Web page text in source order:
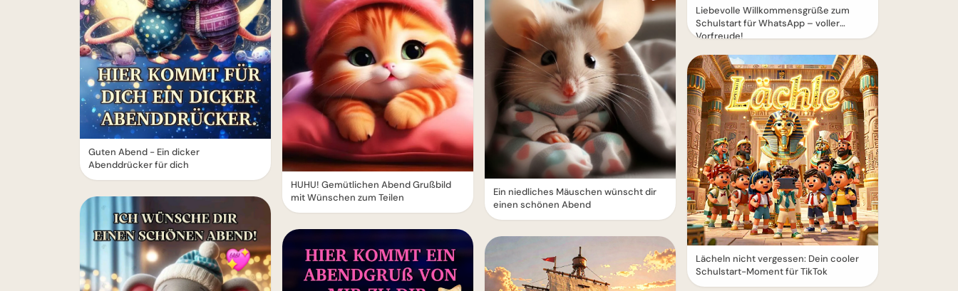
Guten Abend - Ein dicker
Abenddrücker für dich
HUHU! Gemütlichen Abend Grußbild
mit Wünschen zum Teilen
Ein niedliches Mäuschen wünscht dir
einen schönen Abend
Liebevolle Willkommensgrüße zum
Schulstart für WhatsApp – voller
Vorfreude!
Lächeln nicht vergessen: Dein cooler
Schulstart-Moment für TikTok